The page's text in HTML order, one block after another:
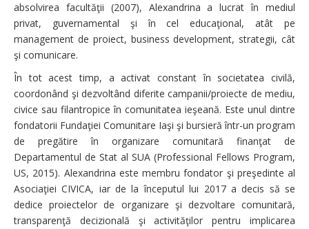
absolvirea facultăţii (2007), Alexandrina a lucrat în mediul
privat, guvernamental şi în cel educaţional, atât pe
management de proiect, business development, strategii, cât
şi comunicare.
În tot acest timp, a activat constant în societatea civilă,
coordonând şi dezvoltând diferite campanii/proiecte de mediu,
civice sau filantropice în comunitatea ieşeană. Este unul dintre
fondatorii Fundaţiei Comunitare Iaşi şi bursieră într-un program
de pregătire în organizare comunitară finanţat de
Departamentul de Stat al SUA (Professional Fellows Program,
US, 2015). Alexandrina este membru fondator şi preşedinte al
Asociaţiei CIVICA, iar de la începutul lui 2017 a decis să se
dedice proiectelor de organizare şi dezvoltare comunitară,
transparenţă decizională şi activităţilor pentru implicarea